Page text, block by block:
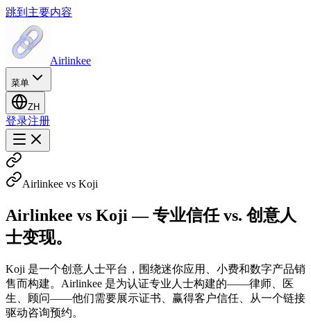
跳到主要内容
Airlinkee
菜单
ZH
登录注册
Airlinkee vs Koji
Airlinkee vs Koji — 专业信任 vs. 创意人
士变现。
Koji 是一个创意人士平台，围绕迷你应用、小费和数字产品销
售而构建。Airlinkee 是为认证专业人士构建的——律师、医
生、顾问——他们需要展示证书、赢得客户信任、从一个链接
驱动咨询预约。